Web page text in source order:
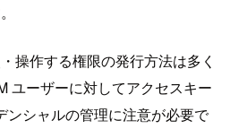
操作する権限の発行方法は多く
ユーザーに対してアクセスキー
ンシャルの管理に注意が必要で